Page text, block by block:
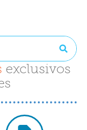
exclusivos